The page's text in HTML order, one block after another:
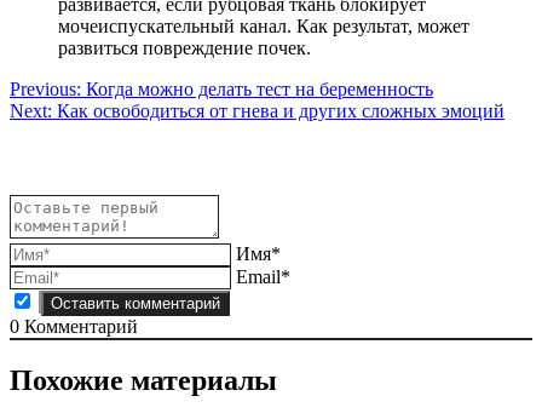
развивается, если рубцовая ткань блокирует
мочеиспускательный канал. Как результат, может
развиться повреждение почек.
Навигация
по
Previous: Когда можно делать тест на беременность
Next: Как освободиться от гнева и других сложных эмоций
Имя*
Email*
0 Комментарий
Похожие материалы